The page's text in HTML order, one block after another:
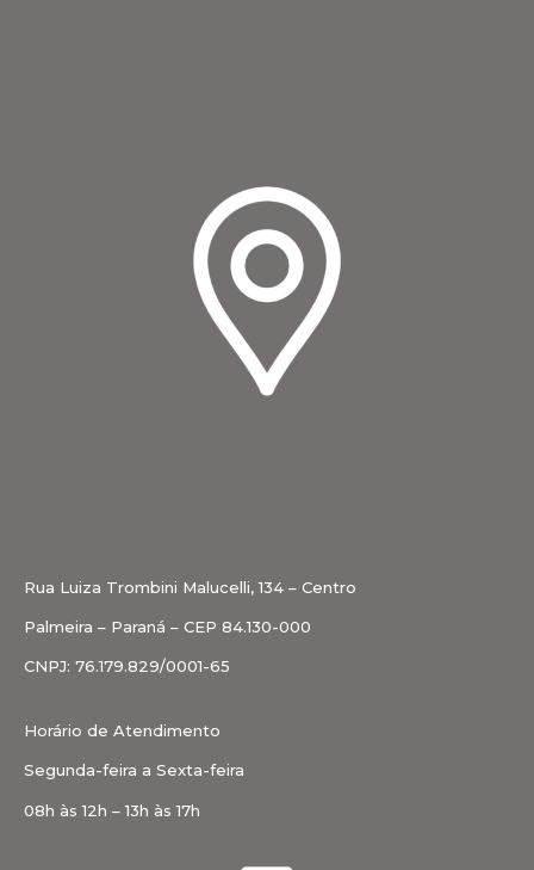
Rua Luiza Trombini Malucelli, 134 – Centro
Palmeira – Paraná – CEP 84.130-000
CNPJ: 76.179.829/0001-65
Horário de Atendimento
Segunda-feira a Sexta-feira
08h às 12h – 13h às 17h